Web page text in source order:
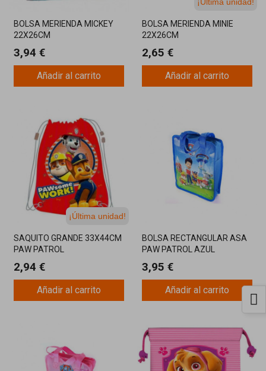
BOLSA MERIENDA MICKEY
22X26CM
3,94 €
Añadir al carrito
BOLSA MERIENDA MINIE
22X26CM
2,65 €
Añadir al carrito
¡Última unidad!
SAQUITO GRANDE 33X44CM
PAW PATROL
2,94 €
Añadir al carrito
BOLSA RECTANGULAR ASA
PAW PATROL AZUL
3,95 €
Añadir al carrito